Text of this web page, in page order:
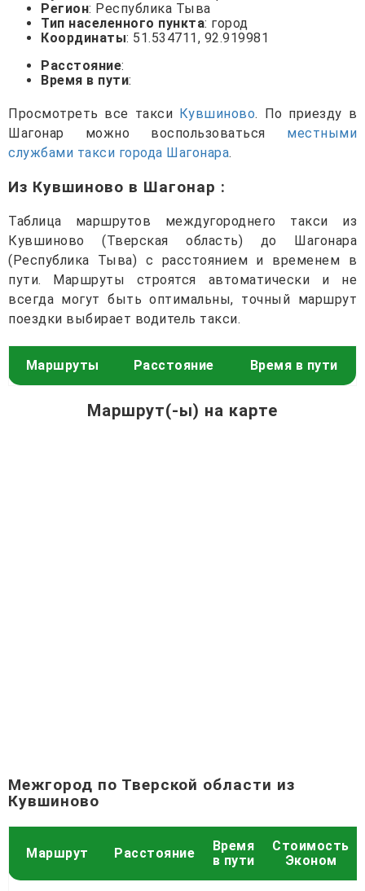
Регион: Республика Тыва
Тип населенного пункта: город
Координаты: 51.534711, 92.919981
Расстояние:
Время в пути:
Просмотреть все такси Кувшиново. По приезду в
Шагонар можно воспользоваться местными
службами такси города Шагонара.
Из Кувшиново в Шагонар :
Таблица маршрутов междугороднего такси из
Кувшиново (Тверская область) до Шагонара
(Республика Тыва) с расстоянием и временем в
пути. Маршруты строятся автоматически и не
всегда могут быть оптимальны, точный маршрут
поездки выбирает водитель такси.
Маршруты Расстояние Время в пути
Маршрут(-ы) на карте
Межгород по Тверской области из
Кувшиново
Маршрут Расстояние
Время
в пути
Стоимость
Эконом